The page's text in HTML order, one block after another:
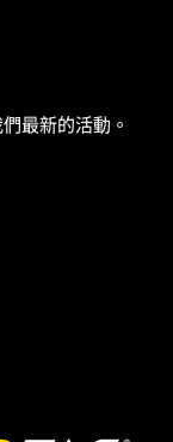
最新的活動。